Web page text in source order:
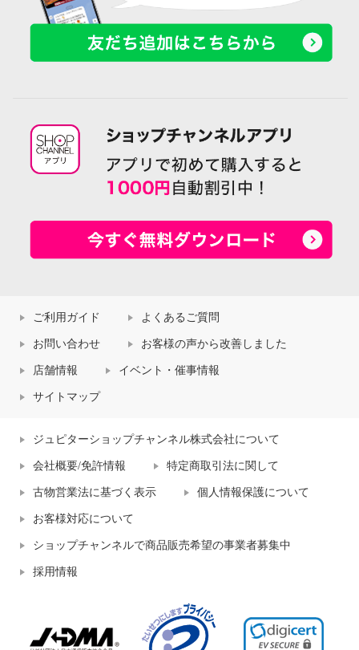
ご利用ガイド よくあるご質問
お問い合わせ お客様の声から改善しました
店舗情報 イベント・催事情報
サイトマップ
ジュピターショップチャンネル株式会社について
会社概要/免許情報 特定商取引法に関して
古物営業法に基づく表示 個人情報保護について
お客様対応について
ショップチャンネルで商品販売希望の事業者募集中
採用情報